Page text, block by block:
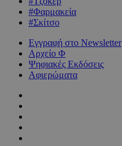
#Φαρμακεία
#Σκίτσο
Εγγραφή στο Newsletter
Αρχείο Φ
Ψηφιακές Εκδόσεις
Αφιερώματα